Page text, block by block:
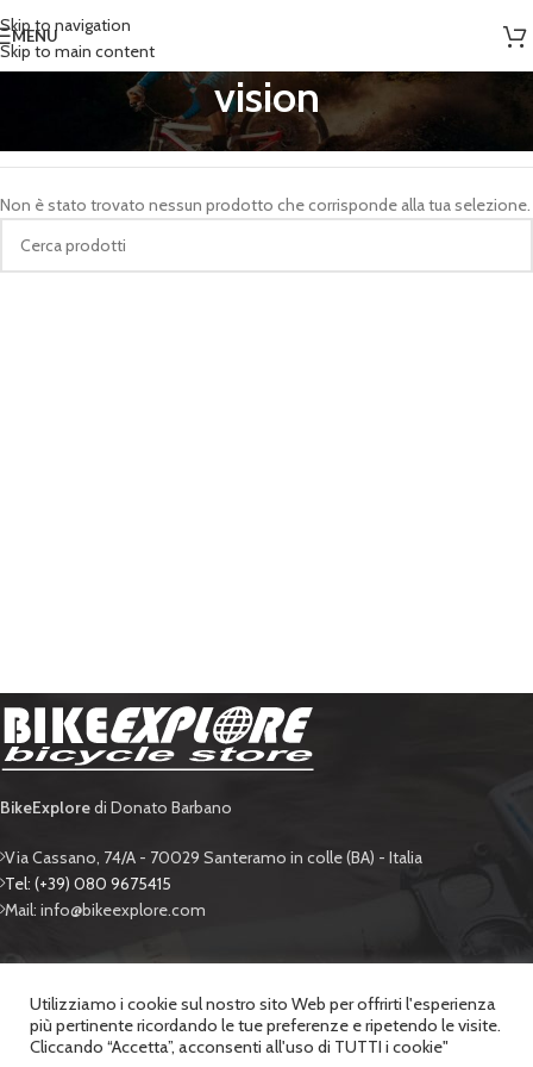
Skip to navigation
Skip to main content
MENU
vision
Prodotti taggati “vision”
Non è stato trovato nessun prodotto che corrisponde alla tua selezione.
BikeExploredi Donato Barbano
Via Cassano, 74/A - 70029 Santeramo in colle (BA) - Italia
Tel: (+39) 080 9675415
Mail: info@bikeexplore.com
BIKE EXPLORE
SUPPORTO
Utilizziamo i cookie sul nostro sito Web per offrirti l'esperienza
più pertinente ricordando le tue preferenze e ripetendo le visite.
Cliccando “Accetta”, acconsenti all'uso di TUTTI i cookie"